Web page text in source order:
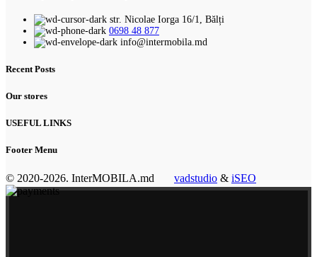
str. Nicolae Iorga 16/1, Bălți
0698 48 877
info@intermobila.md
Recent Posts
Our stores
USEFUL LINKS
Footer Menu
© 2020-2026. InterMOBILA.md vadstudio & iSEO